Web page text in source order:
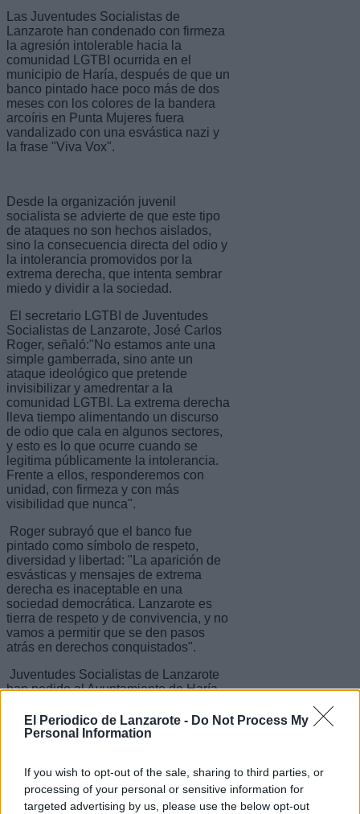
El Periodico de Lanzarote - Do Not Process My
Personal Information
If you wish to opt-out of the sale, sharing to third parties, or
processing of your personal or sensitive information for
targeted advertising by us, please use the below opt-out
Las Juventudes Socialistas de
Lanzarote han condenado con firmeza
la agresión intolerable hacia la
comunidad LGTBI ocurrida en el
municipio de Haría, después de que un
banco pintado hace poco más de dos
meses con los colores de la bandera
arcoíris en Punta Mujeres fuera
vandalizado con una esvástica nazi y
la frase "Viva Vox".
Desde la organización juvenil
socialista se advierte de que este tipo
de ataques no son hechos aislados,
sino la consecuencia directa del odio y
la intolerancia promovidos por la
extrema derecha, que intenta sembrar
miedo y dividir a la sociedad.
El secretario LGTBI de Juventudes
Socialistas de Lanzarote, José Carlos
Roger, señaló:"No estamos ante una
simple gamberrada, sino ante un
ataque ideológico que pretende
invisibilizar y amedrentar a la
comunidad LGTBI. La extrema derecha
lleva tiempo alimentando un discurso
de odio que cala en algunos sectores,
y esto es lo que ocurre cuando se
legitima públicamente la intolerancia.
Frente a ellos, responderemos con
unidad, con firmeza y con más
visibilidad que nunca".
Roger subrayó que el banco fue
pintado como símbolo de respeto,
diversidad y libertad: "La aparición de
esvásticas y mensajes de extrema
derecha es inaceptable en una
sociedad democrática. Lanzarote es
tierra de respeto y de convivencia, y no
vamos a permitir que se den pasos
atrás en derechos conquistados".
Juventudes Socialistas de Lanzarote
han pedido al Ayuntamiento de Haría
con los colores arcoíris de inmediato,
como gesto de resistencia frente al
"Quienes vandalizan símbolos de
diversidad no representan a nuestra
sociedad. Lanzarote seguirá siendo